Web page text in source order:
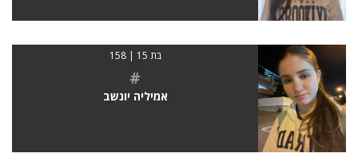
בת 15 | 158
#
אמיליה יונשב